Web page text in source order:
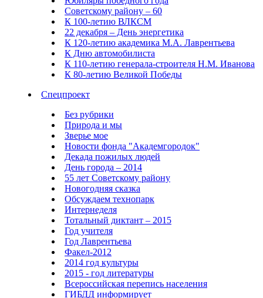
Советскому району – 60
К 100-летию ВЛКСМ
22 декабря – День энергетика
К 120-летию академика М.А. Лаврентьева
К Дню автомобилиста
К 110-летию генерала-строителя Н.М. Иванова
К 80-летию Великой Победы
Спецпроект
Без рубрики
Природа и мы
Зверье мое
Новости фонда "Академгородок"
Декада пожилых людей
День города – 2014
55 лет Советскому району
Новогодняя сказка
Обсуждаем технопарк
Интернеделя
Тотальный диктант – 2015
Год учителя
Год Лаврентьева
Факел-2012
2014 год культуры
2015 - год литературы
Всероссийская перепись населения
ГИБДД информирует